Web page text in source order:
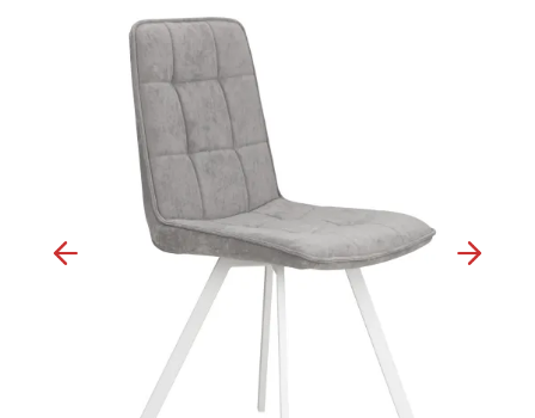
Previous